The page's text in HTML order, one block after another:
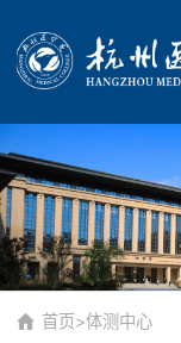
首页
院部概况
首页>体测中心